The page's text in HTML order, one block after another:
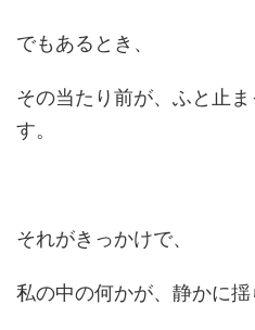
でもあるとき、
その当たり前が、ふと止
す。
それがきっかけで、
私の中の何かが、静かに揺